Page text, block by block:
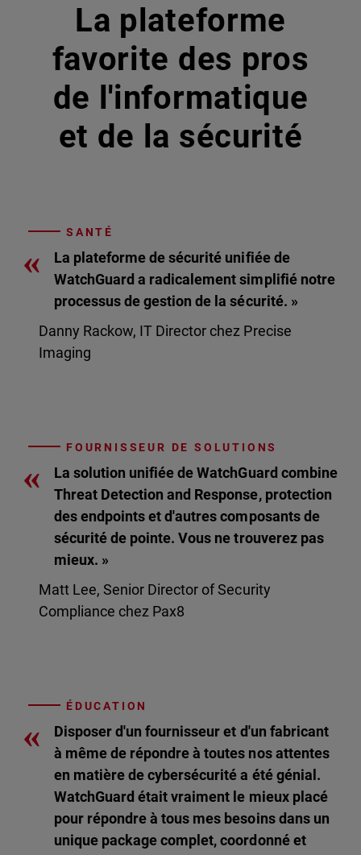
La plateforme
favorite des pros
de l'informatique
et de la sécurité
SANTÉ
«
La plateforme de sécurité unifiée de
WatchGuard a radicalement simplifié notre
processus de gestion de la sécurité. »
Danny Rackow, IT Director chez Precise
Imaging
FOURNISSEUR DE SOLUTIONS
«
La solution unifiée de WatchGuard combine
Threat Detection and Response, protection
des endpoints et d'autres composants de
sécurité de pointe. Vous ne trouverez pas
mieux. »
Matt Lee, Senior Director of Security
Compliance chez Pax8
ÉDUCATION
«
Disposer d'un fournisseur et d'un fabricant
à même de répondre à toutes nos attentes
en matière de cybersécurité a été génial.
WatchGuard était vraiment le mieux placé
pour répondre à tous mes besoins dans un
unique package complet, coordonné et